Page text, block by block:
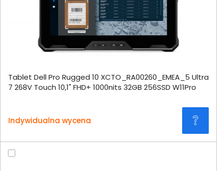
Tablet Dell Pro Rugged 10 XCTO_RA00260_EMEA_5 Ultra
7 268V Touch 10,1" FHD+ 1000nits 32GB 256SSD W11Pro
Indywidualna wycena